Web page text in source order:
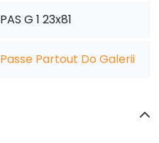
PAS G 1 23x81
Passe Partout Do Galerii